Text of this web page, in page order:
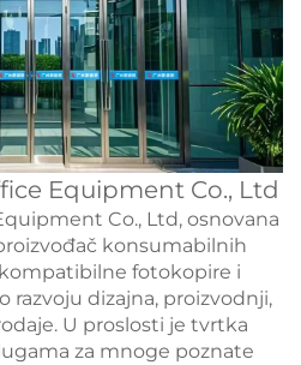
Equipment Co., Ltd
Co., Ltd, osnovana
konsumabilnih
fotokopire i
razvoju dizajna, proizvodnji,
U proslosti je tvrtka
za mnoge poznate